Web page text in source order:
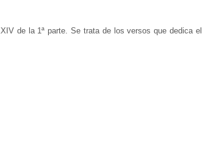
de la 1ª parte. Se trata de los versos que dedica el